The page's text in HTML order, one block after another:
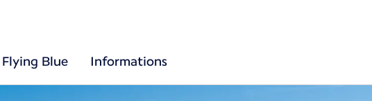
Flying Blue Informations